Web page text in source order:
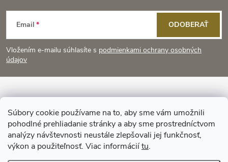
Súbory cookie používame na to, aby sme vám umožnili
pohodlné prehliadanie stránky a aby sme prostredníctvom
analýzy návštevnosti neustále zlepšovali jej funkčnosť,
výkon a použiteľnosť. Viac informáciítu.
Z
á
p
ä
Email
Vložením e-mailu súhlasíte s podmienkami ochrany osobných
údajov
ODOBERAŤ
Informácie pre vás
Prijímame online platby